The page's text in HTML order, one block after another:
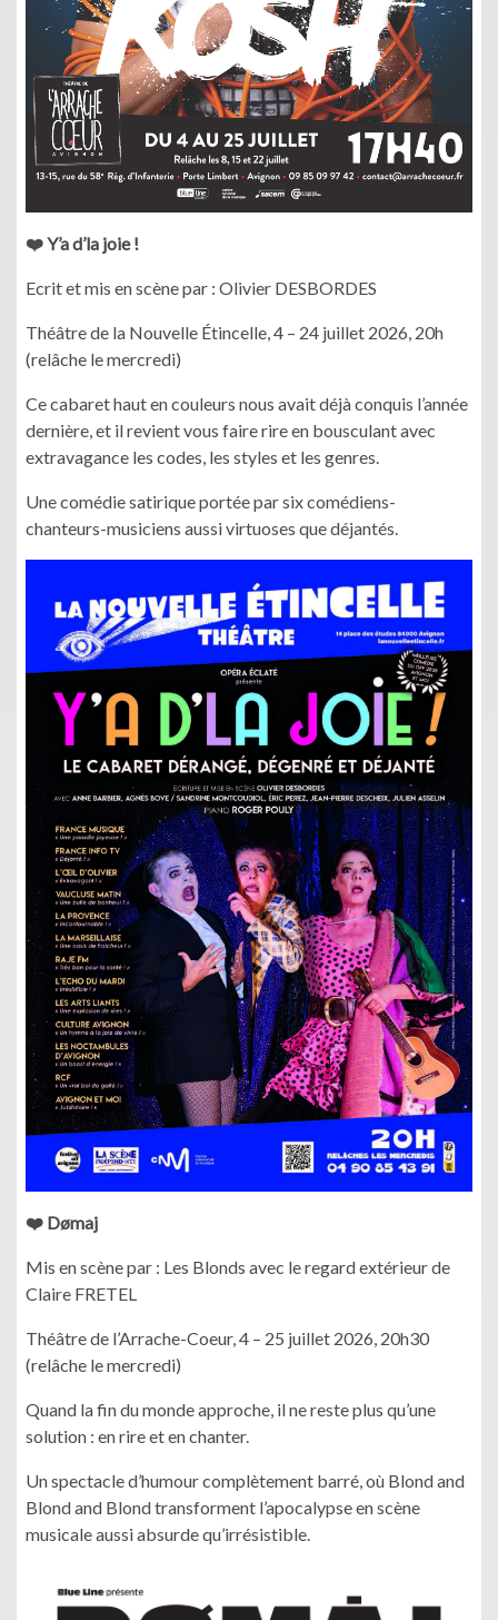
❤️ Y’a d’la joie !
Ecrit et mis en scène par : Olivier DESBORDES
Théâtre de la Nouvelle Étincelle, 4 – 24 juillet 2026, 20h
(relâche le mercredi)
Ce cabaret haut en couleurs nous avait déjà conquis l’année
dernière, et il revient vous faire rire en bousculant avec
extravagance les codes, les styles et les genres.
Une comédie satirique portée par six comédiens-
chanteurs-musiciens aussi virtuoses que déjantés.
❤️ Dømaj
Mis en scène par : Les Blonds avec le regard extérieur de
Claire FRETEL
Théâtre de l’Arrache-Coeur, 4 – 25 juillet 2026, 20h30
(relâche le mercredi)
Quand la fin du monde approche, il ne reste plus qu’une
solution : en rire et en chanter.
Un spectacle d’humour complètement barré, où Blond and
Blond and Blond transforment l’apocalypse en scène
musicale aussi absurde qu’irrésistible.